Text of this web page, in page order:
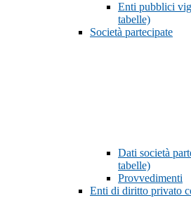
Enti pubblici
tabelle)
Società partecipate
Dati società
tabelle)
Provvedimenti
Enti di diritto privato